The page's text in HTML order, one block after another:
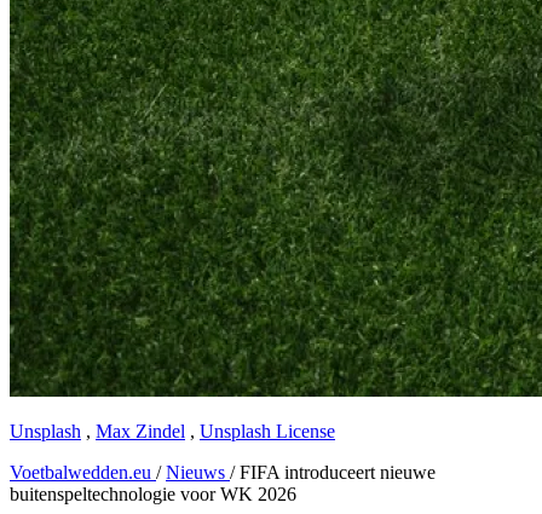
Unsplash , Max Zindel , Unsplash License
Voetbalwedden.eu / Nieuws / FIFA introduceert nieuwe
buitenspeltechnologie voor WK 2026